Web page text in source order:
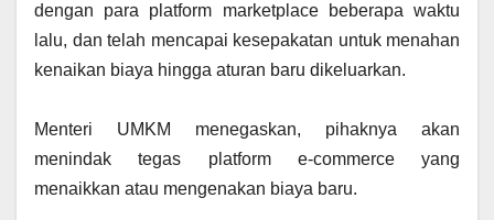
dengan para platform marketplace beberapa waktu
lalu, dan telah mencapai kesepakatan untuk menahan
kenaikan biaya hingga aturan baru dikeluarkan.
‎Menteri UMKM menegaskan, pihaknya akan
menindak tegas platform e-commerce yang
menaikkan atau mengenakan biaya baru.